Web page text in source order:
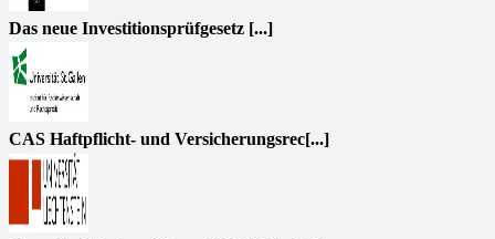
Das neue Investitionsprüfgesetz [...]
CAS Haftpflicht- und Versicherungsrec[...]